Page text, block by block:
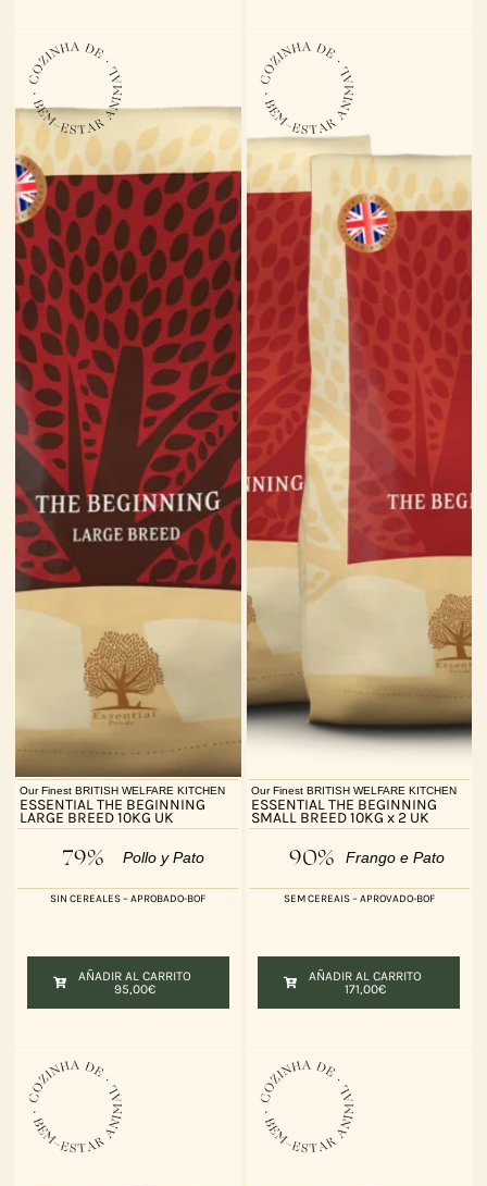
Our Finest BRITISH WELFARE KITCHEN
ESSENTIAL THE BEGINNING
LARGE BREED 10KG UK
79% Pollo y Pato
SIN CEREALES – APROBADO-BOF
AÑADIR AL CARRITO
95,00€
Our Finest BRITISH WELFARE KITCHEN
ESSENTIAL THE BEGINNING
SMALL BREED 10KG x 2 UK
90% Frango e Pato
SEM CEREAIS – APROVADO-BOF
AÑADIR AL CARRITO
171,00€